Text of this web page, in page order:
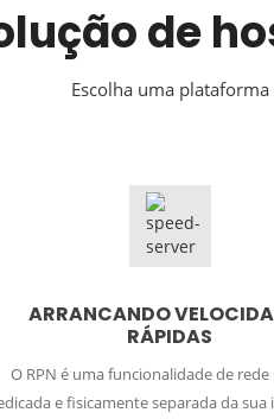
de
Escolha uma plataforma
ARRANCANDO
RÁPIDAS
O RPN é uma funcionalidade de
e fisicamente separada da sua